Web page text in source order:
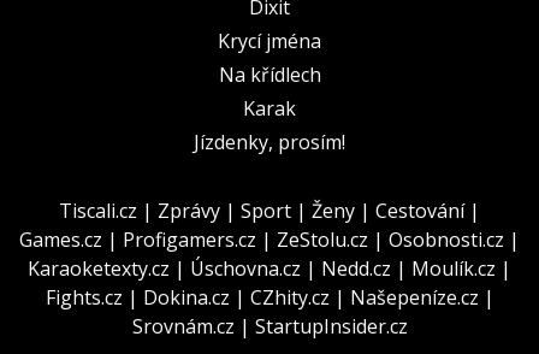
Dixit
Krycí jména
Na křídlech
Karak
Jízdenky, prosím!
Tiscali.cz | Zprávy | Sport | Ženy | Cestování|
Games.cz | Profigamers.cz | ZeStolu.cz | Osobnosti.cz |
Karaoketexty.cz | Úschovna.cz | Nedd.cz | Moulík.cz |
Fights.cz | Dokina.cz | CZhity.cz | Našepeníze.cz |
Srovnám.cz | StartupInsider.cz